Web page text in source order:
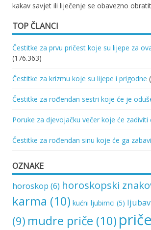
kakav savjet ili liječenje se obavezno
TOP ČLANCI
Čestitke za prvu pričest koje su lijepe za
(176.363)
Čestitke za krizmu koje su lijepe i prigodne
Čestitke za rođendan sestri koje će je
Poruke za djevojačku večer koje će zadiviti
Čestitke za rođendan sinu koje će ga
OZNAKE
horoskop (6) horoskopski
karma (10) kućni ljubimci (5) ljubav
(9) mudre priče (10) priče